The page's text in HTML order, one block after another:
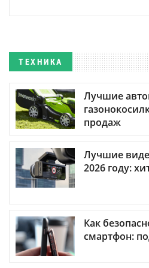
ТЕХНИКА
Лучшие
продаж
Лучшие
2026 году:
Как
смартфон: